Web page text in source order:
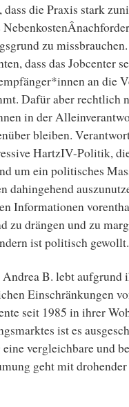
die Praxis stark
zu
dass das Jobcenter
an die
Dafür aber rechtlich
in der
bleiben.
HartzIV-Politik,
um ein politisches
dahingehend
Informationen
zu drängen und zu
ist politisch gewollt.
B. lebt
Einschränkungen
seit 1985 in ihrer
ist es
vergleichbare und
geht mit